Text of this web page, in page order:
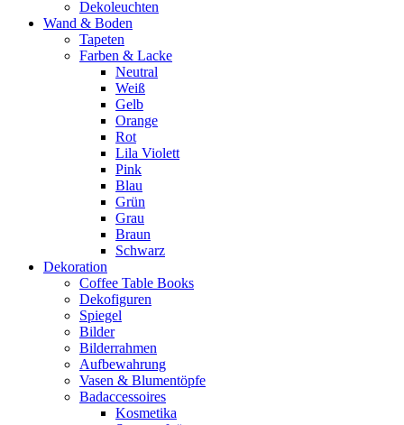
Dekoleuchten
Wand & Boden
Tapeten
Farben & Lacke
Neutral
Weiß
Gelb
Orange
Rot
Lila Violett
Pink
Blau
Grün
Grau
Braun
Schwarz
Dekoration
Coffee Table Books
Dekofiguren
Spiegel
Bilder
Bilderrahmen
Aufbewahrung
Vasen & Blumentöpfe
Badaccessoires
Kosmetika